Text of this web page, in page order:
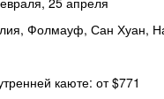
Фолмауф, Сан Хуан,
каюте: от $771